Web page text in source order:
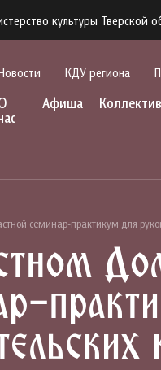
культуры Тверской
КДУ региона
Афиша
семинар-практикум для